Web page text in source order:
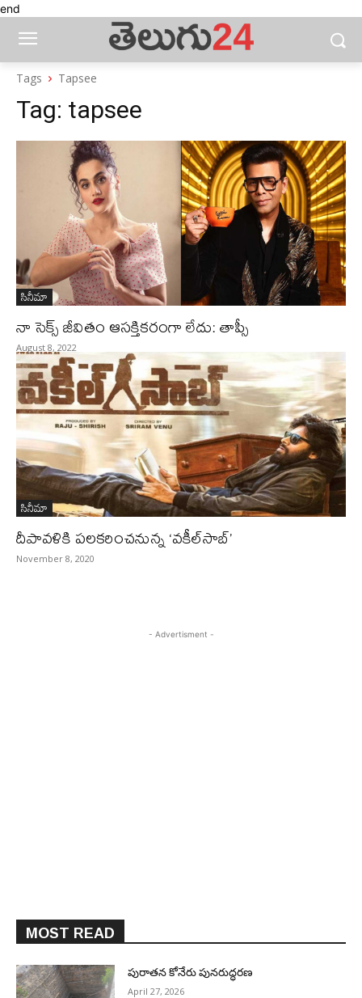
end
Tags Tapsee
Tag: tapsee
సినీమా
నా సెక్స్ జీవితం ఆసక్తికరంగా లేదు: తాప్సీ
August 8, 2022
సినీమా
దీపావళికి పలకరించనున్న ‘వకీల్‌సాబ్’
November 8, 2020
- Advertisment -
MOST READ
పురాత‌న కోనేరు పున‌రుద్ధ‌ర‌ణ
April 27, 2026